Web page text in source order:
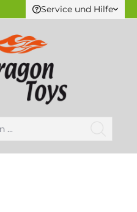
Service und Hilfe